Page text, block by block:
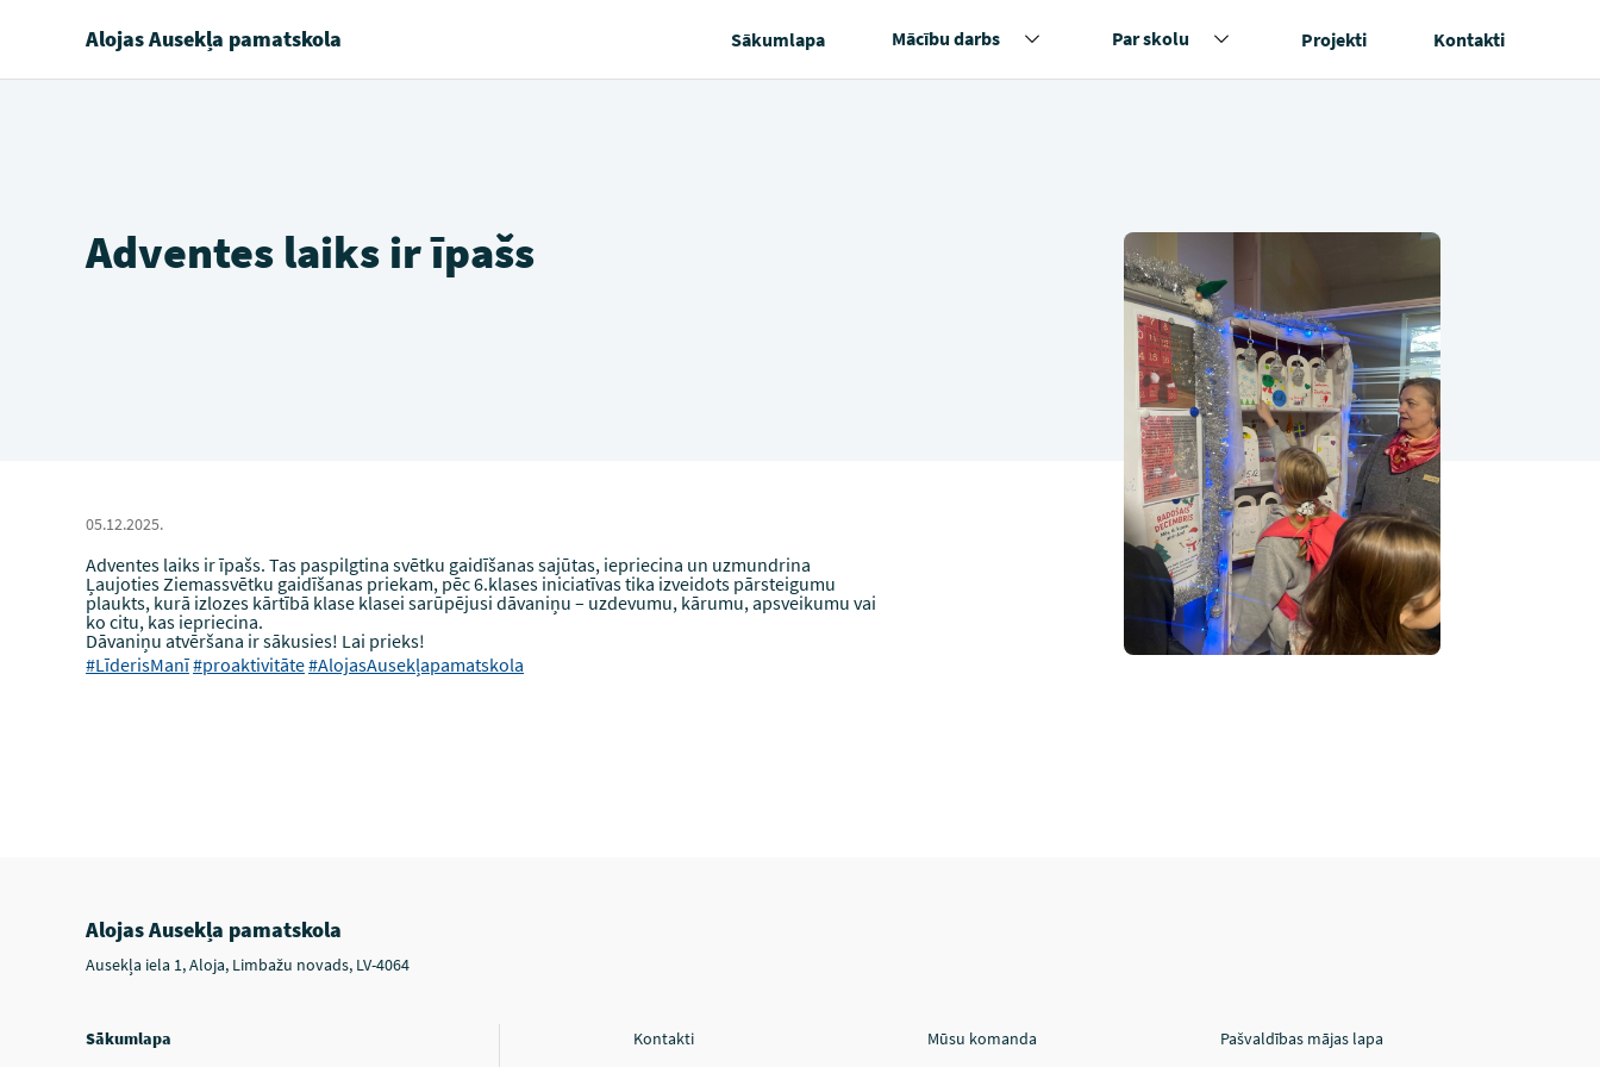
Alojas Ausekļa pamatskola Sākumlapa Mācību darbs Par skolu Projekti Kontakti
Adventes laiks ir īpašs
05.12.2025.
Adventes laiks ir īpašs. Tas paspilgtina svētku gaidīšanas sajūtas, iepriecina un uzmundrina
Ļaujoties Ziemassvētku gaidīšanas priekam, pēc 6.klases iniciatīvas tika izveidots pārsteigumu
plaukts, kurā izlozes kārtībā klase klasei sarūpējusi dāvaniņu – uzdevumu, kārumu, apsveikumu vai
ko citu, kas iepriecina.
Dāvaniņu atvēršana ir sākusies! Lai prieks!
#LīderisManī#proaktivitāte#AlojasAusekļapamatskola
Alojas Ausekļa pamatskola
Ausekļa iela 1, Aloja, Limbažu novads, LV-4064
Sākumlapa
Kontakti Mūsu komanda
Pašvaldības mājas lapa